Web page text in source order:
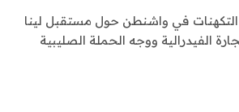
في واشنطن حول مستقبل لينا
الفيدرالية ووجه الحملة الصليبية